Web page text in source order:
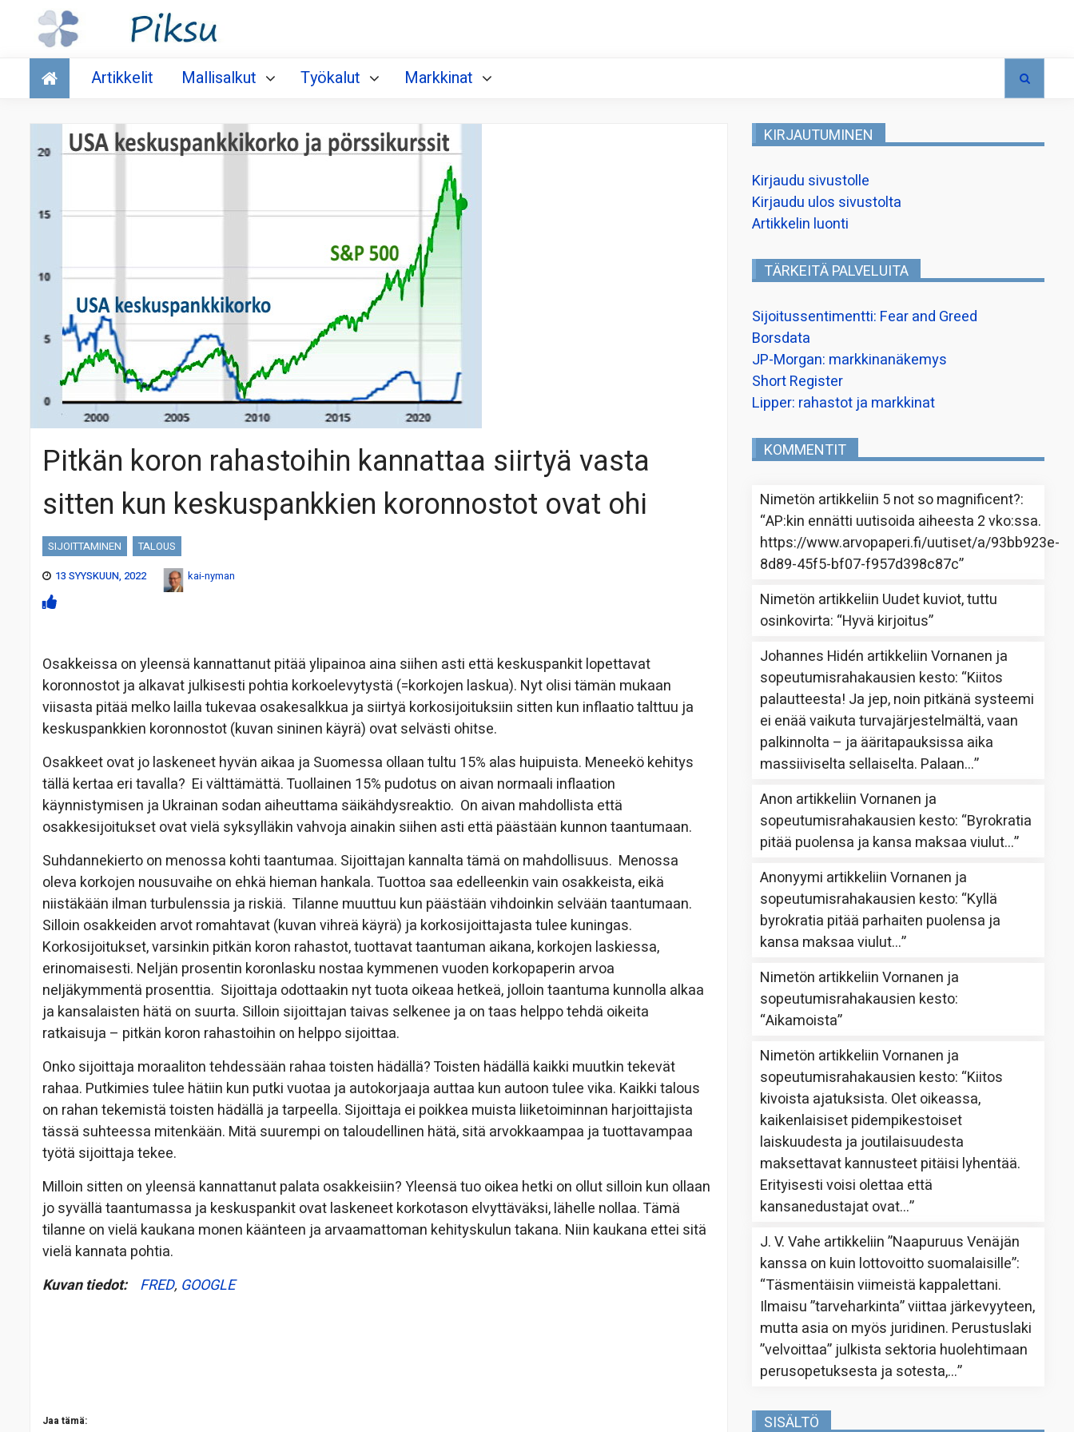
Talous
Artikkelit Mallisalkut Työkalut Markkinat
Pitkän koron rahastoihin kannattaa siirtyä vasta
sitten kun keskuspankkien koronnostot ovat ohi
SIJOITTAMINEN
TALOUS
13 SYYSKUUN, 2022
kai-nyman
Osakkeissa on yleensä kannattanut pitää ylipainoa aina siihen asti että keskuspankit lopettavat
koronnostot ja alkavat julkisesti pohtia korkoelevytystä (=korkojen laskua). Nyt olisi tämän mukaan
viisasta pitää melko lailla tukevaa osakesalkkua ja siirtyä korkosijoituksiin sitten kun inflaatio talttuu ja
keskuspankkien koronnostot (kuvan sininen käyrä) ovat selvästi ohitse.
Osakkeet ovat jo laskeneet hyvän aikaa ja Suomessa ollaan tultu 15% alas huipuista. Meneekö kehitys
tällä kertaa eri tavalla? Ei välttämättä. Tuollainen 15% pudotus on aivan normaali inflaation
käynnistymisen ja Ukrainan sodan aiheuttama säikähdysreaktio. On aivan mahdollista että
osakkesijoitukset ovat vielä syksylläkin vahvoja ainakin siihen asti että päästään kunnon taantumaan.
Suhdannekierto on menossa kohti taantumaa. Sijoittajan kannalta tämä on mahdollisuus. Menossa
oleva korkojen nousuvaihe on ehkä hieman hankala. Tuottoa saa edelleenkin vain osakkeista, eikä
niistäkään ilman turbulenssia ja riskiä. Tilanne muuttuu kun päästään vihdoinkin selvään taantumaan.
Silloin osakkeiden arvot romahtavat (kuvan vihreä käyrä) ja korkosijoittajasta tulee kuningas.
Korkosijoitukset, varsinkin pitkän koron rahastot, tuottavat taantuman aikana, korkojen laskiessa,
erinomaisesti. Neljän prosentin koronlasku nostaa kymmenen vuoden korkopaperin arvoa
neljäkymmentä prosenttia. Sijoittaja odottaakin nyt tuota oikeaa hetkeä, jolloin taantuma kunnolla alkaa
ja kansalaisten hätä on suurta. Silloin sijoittajan taivas selkenee ja on taas helppo tehdä oikeita
ratkaisuja – pitkän koron rahastoihin on helppo sijoittaa.
Onko sijoittaja moraaliton tehdessään rahaa toisten hädällä? Toisten hädällä kaikki muutkin tekevät
rahaa. Putkimies tulee hätiin kun putki vuotaa ja autokorjaaja auttaa kun autoon tulee vika. Kaikki talous
on rahan tekemistä toisten hädällä ja tarpeella. Sijoittaja ei poikkea muista liiketoiminnan harjoittajista
tässä suhteessa mitenkään. Mitä suurempi on taloudellinen hätä, sitä arvokkaampaa ja tuottavampaa
työtä sijoittaja tekee.
Milloin sitten on yleensä kannattanut palata osakkeisiin? Yleensä tuo oikea hetki on ollut silloin kun ollaan
jo syvällä taantumassa ja keskuspankit ovat laskeneet korkotason elvyttäväksi, lähelle nollaa. Tämä
tilanne on vielä kaukana monen käänteen ja arvaamattoman kehityskulun takana. Niin kaukana ettei sitä
vielä kannata pohtia.
Kuvan tiedot: FRED, GOOGLE
Jaa tämä:
KIRJAUTUMINEN
Kirjaudu sivustolle
Kirjaudu ulos sivustolta
Artikkelin luonti
TÄRKEITÄ PALVELUITA
Sijoitussentimentti: Fear and Greed
Borsdata
JP-Morgan: markkinanäkemys
Short Register
Lipper: rahastot ja markkinat
KOMMENTIT
Nimetön artikkeliin 5 not so magnificent?:
“AP:kin ennätti uutisoida aiheesta 2 vko:ssa.
https://www.arvopaperi.fi/uutiset/a/93bb923e-
8d89-45f5-bf07-f957d398c87c”
Nimetön artikkeliin Uudet kuviot, tuttu
osinkovirta: “Hyvä kirjoitus”
Johannes Hidén artikkeliinVornanen ja
sopeutumisrahakausien kesto: “Kiitos
palautteesta! Ja jep, noin pitkänä systeemi
ei enää vaikuta turvajärjestelmältä, vaan
palkinnolta – ja ääritapauksissa aika
massiiviselta sellaiselta. Palaan…”
Anon artikkeliinVornanen ja
sopeutumisrahakausien kesto: “Byrokratia
pitää puolensa ja kansa maksaa viulut…”
Anonyymi artikkeliinVornanen ja
sopeutumisrahakausien kesto: “Kyllä
byrokratia pitää parhaiten puolensa ja
kansa maksaa viulut…”
Nimetön artikkeliinVornanen ja
sopeutumisrahakausien kesto:
“Aikamoista”
Nimetön artikkeliinVornanen ja
sopeutumisrahakausien kesto: “Kiitos
kivoista ajatuksista. Olet oikeassa,
kaikenlaisiset pidempikestoiset
laiskuudesta ja joutilaisuudesta
maksettavat kannusteet pitäisi lyhentää.
Erityisesti voisi olettaa että
kansanedustajat ovat…”
J. V. Vahe artikkeliin”Naapuruus Venäjän
kanssa on kuin lottovoitto suomalaisille”:
“Täsmentäisin viimeistä kappalettani.
Ilmaisu ”tarveharkinta” viittaa järkevyyteen,
mutta asia on myös juridinen. Perustuslaki
”velvoittaa” julkista sektoria huolehtimaan
perusopetuksesta ja sotesta,…”
SISÄLTÖ